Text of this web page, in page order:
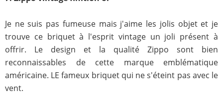
Je ne suis pas fumeuse mais j'aime les jolis objet et je
trouve ce briquet à l'esprit vintage un joli présent à
offrir. Le design et la qualité Zippo sont bien
reconnaissables de cette marque emblématique
américaine. LE fameux briquet qui ne s'éteint pas avec le
vent.